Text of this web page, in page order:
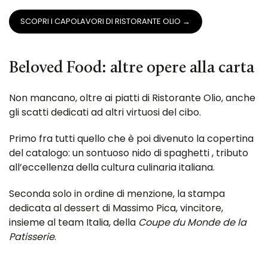
SCOPRI I CAPOLAVORI DI RISTORANTE OLIO →
Beloved Food: altre opere alla carta
Non mancano, oltre ai piatti di Ristorante Olio, anche
gli scatti dedicati ad altri virtuosi del cibo.
Primo fra tutti quello che è poi divenuto la copertina
del catalogo: un sontuoso nido di spaghetti , tributo
all’eccellenza della cultura culinaria italiana.
Seconda solo in ordine di menzione, la stampa
dedicata al dessert di Massimo Pica, vincitore,
insieme al team Italia, della Coupe du Monde de la
Patisserie.